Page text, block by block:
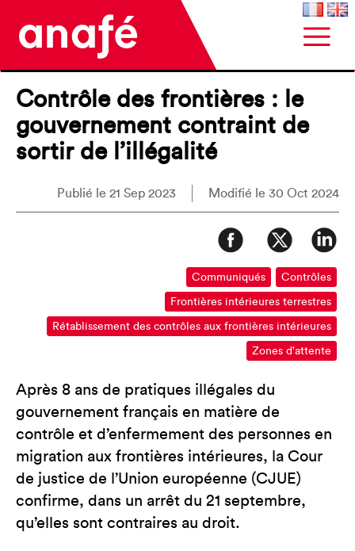
Contrôle des frontières : le
gouvernement contraint de
sortir de l’illégalité
Publié le 21 Sep 2023 Modifié le 30 Oct 2024
Communiqués Contrôles
Frontières intérieures terrestres
Rétablissement des contrôles aux frontières intérieures
Zones d'attente
Après 8 ans de pratiques illégales du
gouvernement français en matière de
contrôle et d’enfermement des personnes en
migration aux frontières intérieures, la Cour
de justice de l’Union européenne (CJUE)
confirme, dans un arrêt du 21 septembre,
qu’elles sont contraires au droit.